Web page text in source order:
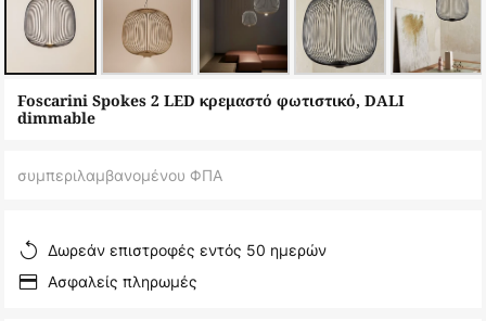
Μετάβαση
στην
της
Foscarini Spokes 2 LED κρεμαστό φωτιστικό, DALI
dimmable
συμπεριλαμβανομένου ΦΠΑ
Δωρεάν επιστροφές εντός 50 ημερών
Ασφαλείς πληρωμές